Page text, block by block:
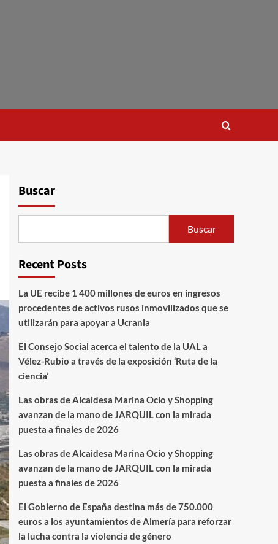
Buscar
Buscar
Recent Posts
La UE recibe 1 400 millones de euros en ingresos
procedentes de activos rusos inmovilizados que se
utilizarán para apoyar a Ucrania
El Consejo Social acerca el talento de la UAL a
Vélez-Rubio a través de la exposición ‘Ruta de la
ciencia’
Las obras de Alcaidesa Marina Ocio y Shopping
avanzan de la mano de JARQUIL con la mirada
puesta a finales de 2026
Las obras de Alcaidesa Marina Ocio y Shopping
avanzan de la mano de JARQUIL con la mirada
puesta a finales de 2026
El Gobierno de España destina más de 750.000
euros a los ayuntamientos de Almería para reforzar
la lucha contra la violencia de género